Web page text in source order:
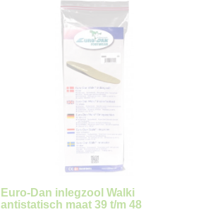
Euro-Dan inlegzool Walki
antistatisch maat 39 t/m 48